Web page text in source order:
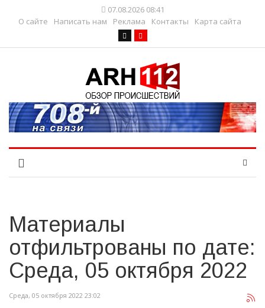
07.08.2026 08:41
О сайте
Написать нам Реклама Контакты Карта сайта
Материалы
отфильтрованы по дате:
Среда, 05 октября 2022
Среда, 05 октября 2022 23:02